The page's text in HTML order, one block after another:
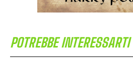
POTREBBE INTERESSARTI